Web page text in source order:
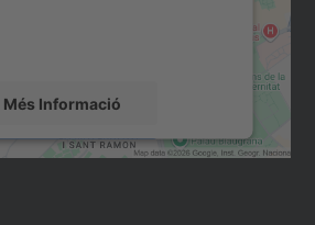
Més Informació
Accepta
by